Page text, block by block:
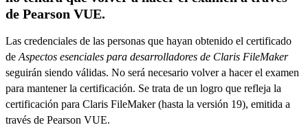
de Pearson VUE.
Las credenciales de las personas que hayan obtenido el certificado
de Aspectos esenciales para desarrolladores de Claris FileMaker
seguirán siendo válidas. No será necesario volver a hacer el examen
para mantener la certificación. Se trata de un logro que refleja la
certificación para Claris FileMaker (hasta la versión 19), emitida a
través de Pearson VUE.